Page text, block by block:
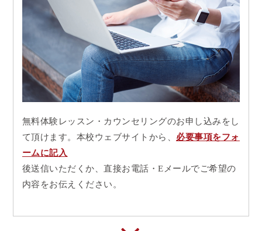
無料体験レッスン・カウンセリングのお申し込みをし
て頂けます。本校ウェブサイトから、 必要事項をフォ
ームに記入
後送信いただくか、直接お電話・Eメールでご希望の
内容をお伝えください。